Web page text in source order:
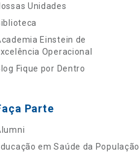
Unidades
Einstein de
Operacional
Fique por Dentro
Parte
em Saúde da População